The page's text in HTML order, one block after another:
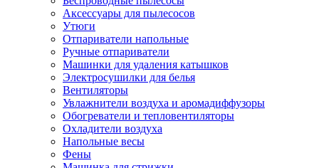
Аксессуары для пылесосов
Утюги
Отпариватели напольные
Ручные отпариватели
Машинки для удаления катышков
Электросушилки для белья
Вентиляторы
Увлажнители воздуха и аромадиффузоры
Обогреватели и тепловентиляторы
Охладители воздуха
Напольные весы
Фены